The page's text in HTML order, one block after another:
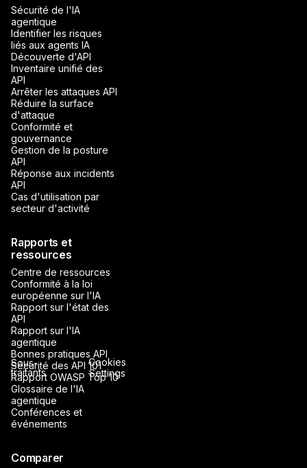
Sécurité de l'IA
agentique
Identifier les risques
liés aux agents IA
Découverte d'API
Inventaire unifié des
API
Arrêter les attaques API
Réduire la surface
d'attaque
Conformité et
gouvernance
Gestion de la posture
API
Réponse aux incidents
API
Cas d'utilisation par
secteur d'activité
Rapports et
ressources
Centre de ressources
Conformité à la loi
européenne sur l'IA
Rapport sur l'état des
API
Rapport sur l'IA
agentique
Bonnes pratiques API
Sécurité des API 101
Rapport OWASP Top 10
Glossaire de l'IA
agentique
Conférences et
événements
Comparer
Sous-
traitants
Cookies
Settings